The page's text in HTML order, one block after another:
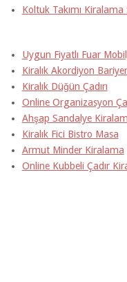
Koltuk Takımı Kiralama
Uygun Fiyatlı Fuar
Kiralık Akordiyon Bariyer
Kiralık Düğün Çadırı
Online Organizasyon
Ahşap Sandalye
Kiralık Fici Bistro Masa
Armut Minder Kiralama
Online Kubbeli Çadır